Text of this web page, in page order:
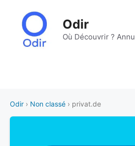
contenu
Odir
Où Découvrir ?
Odir › Non classé › privat.de